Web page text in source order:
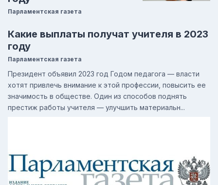
Парламентская газета
Какие выплаты получат учителя в 2023
году
Парламентская газета
Президент объявил 2023 год Годом педагога — власти
хотят привлечь внимание к этой профессии, повысить ее
значимость в обществе. Один из способов поднять
престиж работы учителя — улучшить материальн...